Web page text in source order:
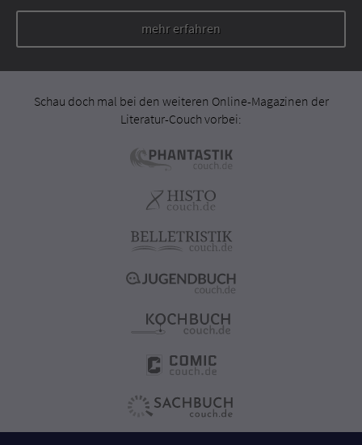
mehr erfahren
Schau doch mal bei den weiteren Online-Magazinen der
Literatur-Couch vorbei: